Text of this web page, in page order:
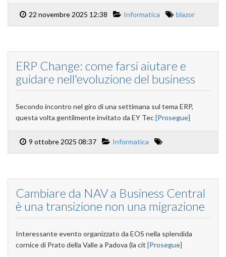
22 novembre 2025 12:38 Informatica blazor
ERP Change: come farsi aiutare e
guidare nell'evoluzione del business
Secondo incontro nel giro di una settimana sul tema ERP,
questa volta gentilmente invitato da EY Tec[Prosegue]
9 ottobre 2025 08:37 Informatica
Cambiare da NAV a Business Central
è una transizione non una migrazione
Interessante evento organizzato da EOS nella splendida
cornice di Prato della Valle a Padova (la cit [Prosegue]